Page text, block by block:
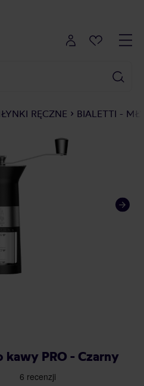
RĘCZNE BIALETTI -
kawy PRO - Czarny